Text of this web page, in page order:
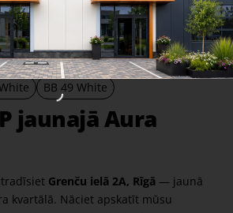
jaunajā Aura
Grenču ielā 2A, Rīgā — jaunā
kvartālā. Nāciet apskatīt mūsu
Email
BB 49 White